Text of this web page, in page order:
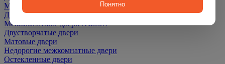
Межкомнатные двери ПЭТ
Двери со скидкой
Межкомнатные двери Эмалит
Двустворчатые двери
Матовые двери
Недорогие межкомнатные двери
Остекленные двери
Понятно